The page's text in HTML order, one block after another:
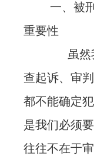
一、被
重要性
虽然
查起诉、审
都不能确定
是我们必须
往往不在于